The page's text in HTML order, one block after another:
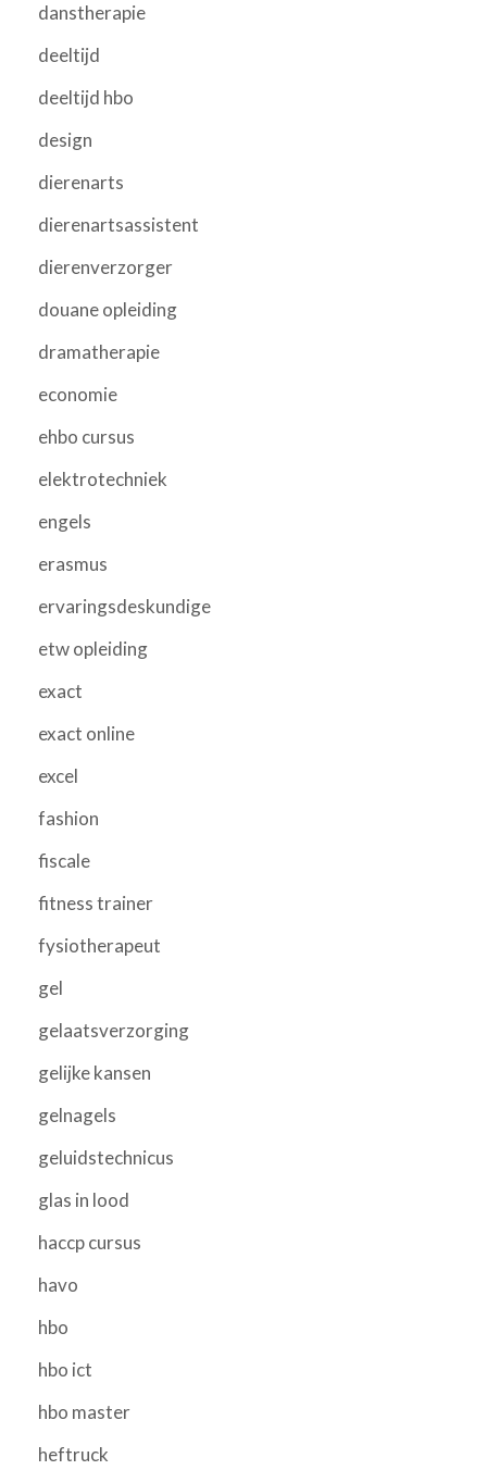
danstherapie
deeltijd
deeltijd hbo
design
dierenarts
dierenartsassistent
dierenverzorger
douane opleiding
dramatherapie
economie
ehbo cursus
elektrotechniek
engels
erasmus
ervaringsdeskundige
etw opleiding
exact
exact online
excel
fashion
fiscale
fitness trainer
fysiotherapeut
gel
gelaatsverzorging
gelijke kansen
gelnagels
geluidstechnicus
glas in lood
haccp cursus
havo
hbo
hbo ict
hbo master
heftruck